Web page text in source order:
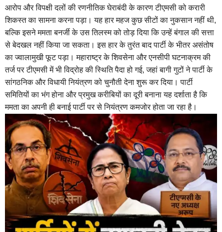
आरोप और विपक्षी दलों की रणनीतिक घेराबंदी के कारण टीएमसी को करारी
शिकस्त का सामना करना पड़ा। यह हार महज कुछ सीटों का नुकसान नहीं थी,
बल्कि इसने ममता बनर्जी के उस तिलस्म को तोड़ दिया कि उन्हें बंगाल की सत्ता
से बेदखल नहीं किया जा सकता। इस हार के तुरंत बाद पार्टी के भीतर असंतोष
का ज्वालामुखी फूट पड़ा। महाराष्ट्र के शिवसेना और एनसीपी घटनाक्रम की
तर्ज पर टीएमसी में भी विद्रोह की स्थिति पैदा हो गई, जहां बागी गुटों ने पार्टी के
सांगठनिक और विधायी नियंत्रण को चुनौती देना शुरू कर दिया। पार्टी
समितियों का भंग होना और प्रमुख करीबियों का दूरी बनाना यह दर्शाता है कि
ममता का अपनी ही बनाई पार्टी पर से नियंत्रण कमजोर होता जा रहा है।